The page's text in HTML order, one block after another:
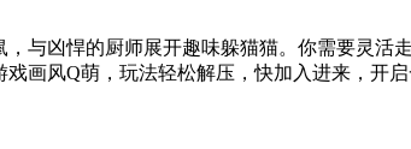
与凶悍的厨师展开趣味躲猫猫。你需要灵
画风Q萌，玩法轻松解压，快加入进来，开